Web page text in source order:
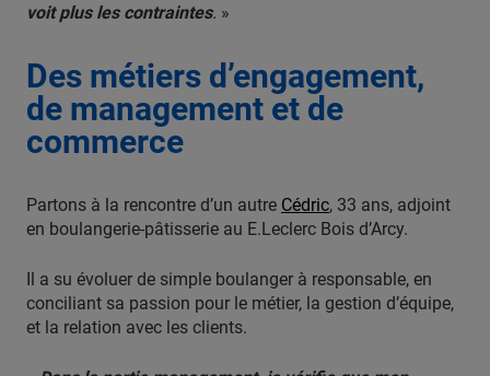
voit plus les contraintes. »
Des métiers d’engagement,
de management et de
commerce
Partons à la rencontre d’un autre Cédric, 33 ans, adjoint
en boulangerie-pâtisserie au E.Leclerc Bois d’Arcy.
Il a su évoluer de simple boulanger à responsable, en
conciliant sa passion pour le métier, la gestion d’équipe,
et la relation avec les clients.